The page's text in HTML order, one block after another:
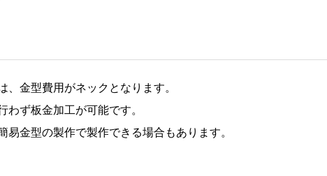
金型費用がネックとなります。
ず板金加工が可能です。
金型の製作で製作できる場合もあります。